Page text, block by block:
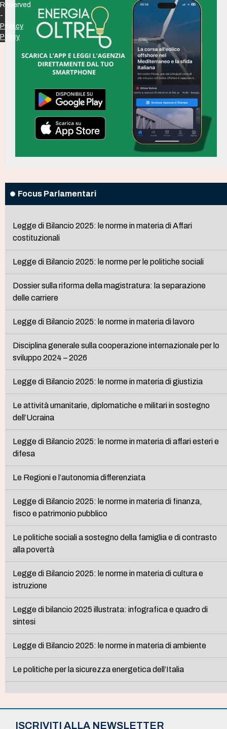
Focus Parlamentari
Legge di Bilancio 2025: le norme in materia di Affari
costituzionali
Legge di Bilancio 2025: le norme per le politiche sociali
Dossier sulla riforma della magistratura: la separazione
delle carriere
Legge di Bilancio 2025: le norme in materia di lavoro
Disciplina generale sulla cooperazione internazionale per lo
sviluppo 2024 – 2026
Legge di Bilancio 2025: le norme in materia di giustizia
Le attività umanitarie, diplomatiche e militari in sostegno
dell’Ucraina
Legge di Bilancio 2025: le norme in materia di affari esteri e
difesa
Le Regioni e l’autonomia differenziata
Legge di Bilancio 2025: le norme in materia di finanza,
fisco e patrimonio pubblico
Le politiche sociali a sostegno della famiglia e di contrasto
alla povertà
Legge di Bilancio 2025: le norme in materia di cultura e
istruzione
Legge di bilancio 2025 illustrata: infografica e quadro di
sintesi
Legge di Bilancio 2025: le norme in materia di ambiente
Le politiche per la sicurezza energetica dell’Italia
ISCRIVITI ALLA NEWSLETTER
Reserved
-
Privacy
Policy